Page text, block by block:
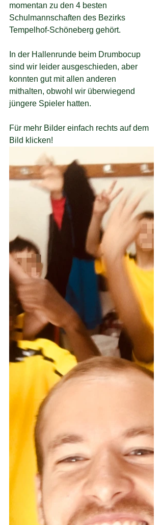
momentan zu den 4 besten
Schulmannschaften des Bezirks
Tempelhof-Schöneberg gehört.
In der Hallenrunde beim Drumbocup
sind wir leider ausgeschieden, aber
konnten gut mit allen anderen
mithalten, obwohl wir überwiegend
jüngere Spieler hatten.
Für mehr Bilder einfach rechts auf dem
Bild klicken!